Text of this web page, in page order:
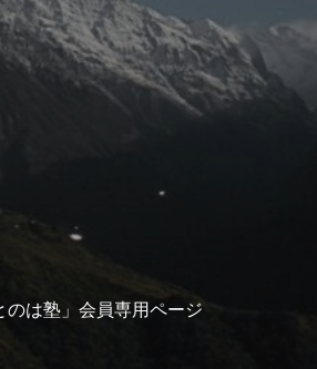
は塾」会員専用ページ